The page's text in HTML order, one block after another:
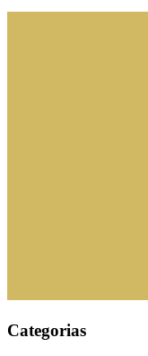
Categorias